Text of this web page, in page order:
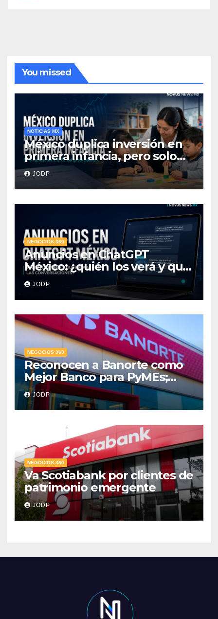
You missed
NOTICIAS MX
México duplica inversión en
primera infancia, pero solo
destina 2.53% del gasto
público
JODP
NEGOCIOS 360
Anuncios en ChatGPT
México: ¿quién los verá y qué
pasará con las
conversaciones?
JODP
NEGOCIOS 360
Reconocen a Banorte como
Mejor Banco para PyMEs;
supera 14% del mercado
crediticio
JODP
NEGOCIOS 360
Va Scotiabank por clientes de
patrimonio emergente
JODP